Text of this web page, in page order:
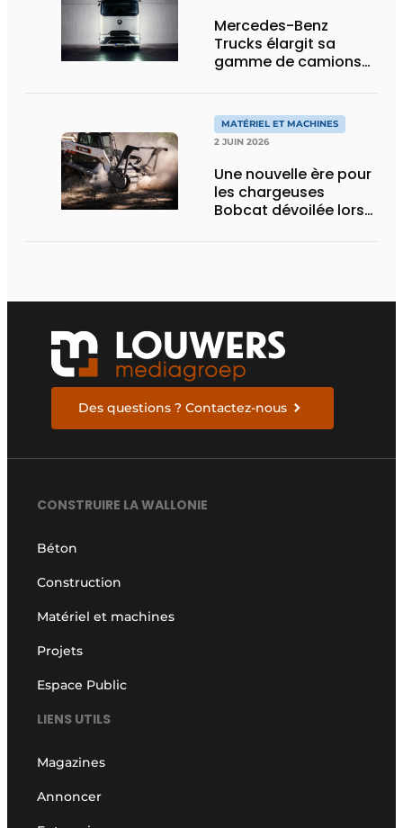
Mercedes-Benz
Trucks élargit sa
gamme de camions
eActros Lowliner
MATÉRIEL ET MACHINES
2 JUIN 2026
Une nouvelle ère pour
les chargeuses
Bobcat dévoilée lors
Des questions ? Contactez-nous
CONSTRUIRE LA WALLONIE
Béton
Construction
Matériel et machines
Projets
Espace Public
LIENS UTILS
Magazines
Annoncer